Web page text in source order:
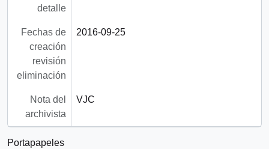
detalle
Fechas de
creación
revisión
eliminación
2016-09-25
Nota del
archivista
VJC
Portapapeles